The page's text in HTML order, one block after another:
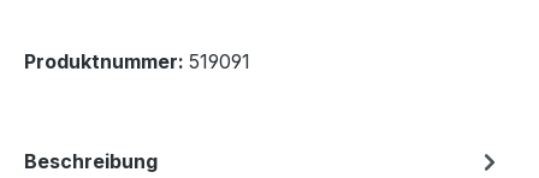
Produktnummer: 519091
Beschreibung